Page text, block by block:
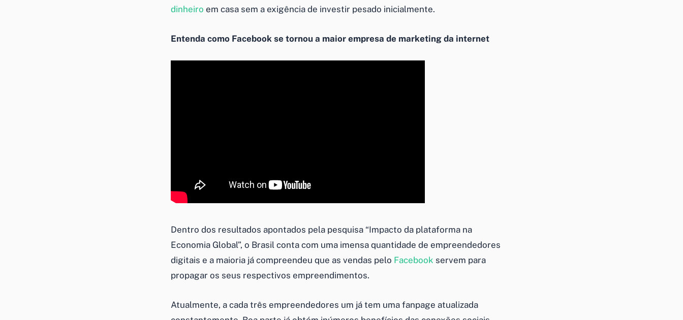
dinheiro em casa sem a exigência de investir pesado inicialmente.
Entenda como Facebook se tornou a maior empresa de marketing da internet
Dentro dos resultados apontados pela pesquisa “Impacto da plataforma na
Economia Global”, o Brasil conta com uma imensa quantidade de empreendedores
digitais e a maioria já compreendeu que as vendas pelo Facebook servem para
propagar os seus respectivos empreendimentos.
Atualmente, a cada três empreendedores um já tem uma fanpage atualizada